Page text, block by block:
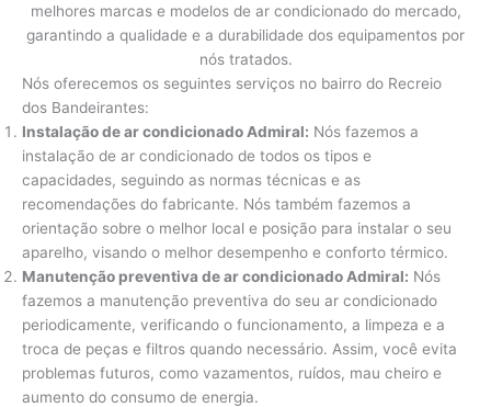
melhores marcas e modelos de ar condicionado do mercado,
garantindo a qualidade e a durabilidade dos equipamentos por
nós tratados.
Nós oferecemos os seguintes serviços no bairro do Recreio
dos Bandeirantes:
Instalação de ar condicionado Admiral: Nós fazemos a
instalação de ar condicionado de todos os tipos e
capacidades, seguindo as normas técnicas e as
recomendações do fabricante. Nós também fazemos a
orientação sobre o melhor local e posição para instalar o seu
aparelho, visando o melhor desempenho e conforto térmico.
Manutenção preventiva de ar condicionado Admiral: Nós
fazemos a manutenção preventiva do seu ar condicionado
periodicamente, verificando o funcionamento, a limpeza e a
troca de peças e filtros quando necessário. Assim, você evita
problemas futuros, como vazamentos, ruídos, mau cheiro e
aumento do consumo de energia.